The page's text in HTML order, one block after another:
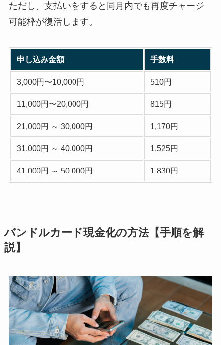
ただし、支払いをすると同月内でも再度チャージ
可能枠が復活します。
申し込み金額 手数料
3,000円〜10,000円 510円
11,000円〜20,000円 815円
21,000円 ～ 30,000円 1,170円
31,000円 ～ 40,000円 1,525円
41,000円 ～ 50,000円 1,830円
バンドルカード現金化の方法【手順を解
説】